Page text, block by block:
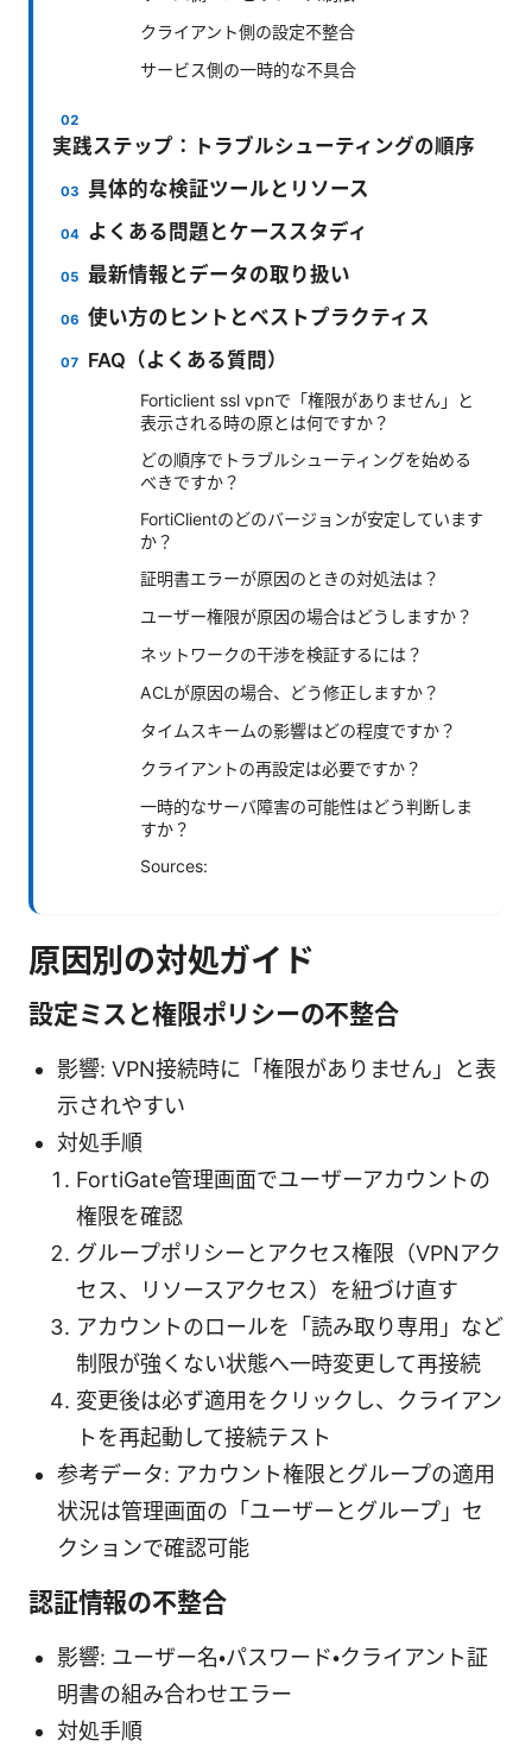
クライアント側の設定不整合
サービス側の一時的な不具合
実践ステップ：トラブルシューティングの順序
具体的な検証ツールとリソース
よくある問題とケーススタディ
最新情報とデータの取り扱い
使い方のヒントとベストプラクティス
FAQ（よくある質問）
Forticlient ssl vpnで「権限がありません」と
表示される時の原とは何ですか？
どの順序でトラブルシューティングを始める
べきですか？
FortiClientのどのバージョンが安定しています
か？
証明書エラーが原因のときの対処法は？
ユーザー権限が原因の場合はどうしますか？
ネットワークの干渉を検証するには？
ACLが原因の場合、どう修正しますか？
タイムスキームの影響はどの程度ですか？
クライアントの再設定は必要ですか？
一時的なサーバ障害の可能性はどう判断しま
すか？
Sources:
原因別の対処ガイド
設定ミスと権限ポリシーの不整合
影響: VPN接続時に「権限がありません」と表
示されやすい
対処手順
FortiGate管理画面でユーザーアカウントの
権限を確認
グループポリシーとアクセス権限（VPNアク
セス、リソースアクセス）を紐づけ直す
アカウントのロールを「読み取り専用」など
制限が強くない状態へ一時変更して再接続
変更後は必ず適用をクリックし、クライアン
トを再起動して接続テスト
参考データ: アカウント権限とグループの適用
状況は管理画面の「ユーザーとグループ」セ
クションで確認可能
認証情報の不整合
影響: ユーザー名・パスワード・クライアント証
明書の組み合わせエラー
対処手順